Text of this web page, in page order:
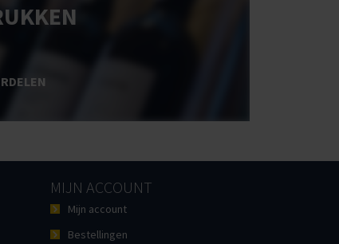
MIJN ACCOUNT
Mijn account
Bestellingen